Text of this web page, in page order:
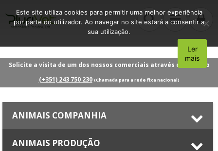
Solicite a visita de um dos nossos comerciais através do número
(+351) 243 750 230 (Chamada para a rede fixa nacional)
ANIMAIS COMPANHIA
ANIMAIS PRODUÇÃO
Este site utiliza cookies para permitir uma melhor experiência
por parte do utilizador. Ao navegar no site estará a consentir a
sua utilização.
Aceito
Ler
mais